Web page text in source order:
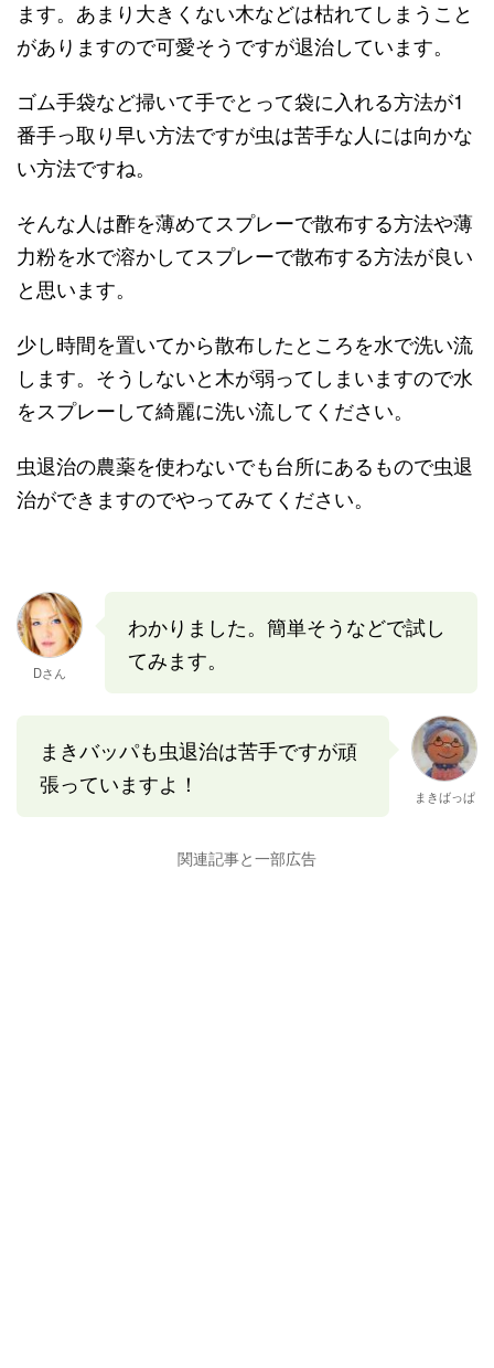
ます。あまり大きくない木などは枯れてしまうこと
がありますので可愛そうですが退治しています。
ゴム手袋など掃いて手でとって袋に入れる方法が1
番手っ取り早い方法ですが虫は苦手な人には向かな
い方法ですね。
そんな人は酢を薄めてスプレーで散布する方法や薄
力粉を水で溶かしてスプレーで散布する方法が良い
と思います。
少し時間を置いてから散布したところを水で洗い流
します。そうしないと木が弱ってしまいますので水
をスプレーして綺麗に洗い流してください。
虫退治の農薬を使わないでも台所にあるもので虫退
治ができますのでやってみてください。
Dさん
わかりました。簡単そうなどで試し
てみます。
まきバッパも虫退治は苦手ですが頑
張っていますよ！
まきばっぱ
関連記事と一部広告